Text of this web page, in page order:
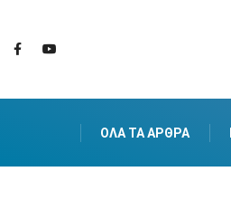
ΌΛΑ ΤΑ ΆΡΘΡΑ